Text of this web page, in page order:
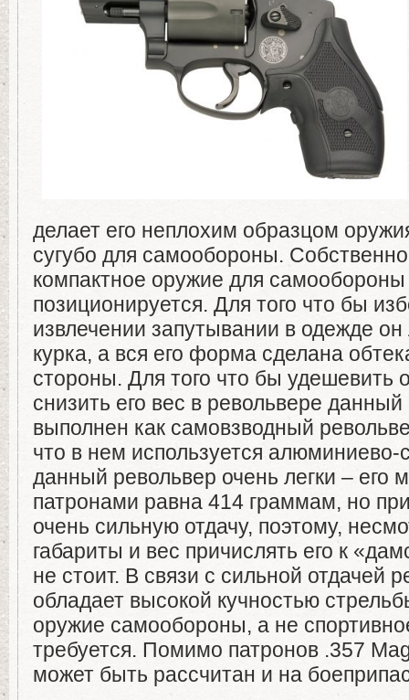
делает его неплохим образцом
сугубо для самообороны.
компактное оружие для самообороны
позиционируется. Для того что бы
извлечении запутывании в одежде
курка, а вся его форма сделана
стороны. Для того что бы удешевить
снизить его вес в револьвере
выполнен как самовзводный
что в нем используется
данный револьвер очень легки – его
патронами равна 414 граммам, но
очень сильную отдачу, поэтому,
габариты и вес причислять его к
не стоит. В связи с сильной отдачей
обладает высокой кучностью
оружие самообороны, а не
требуется. Помимо патронов .357
может быть рассчитан и на